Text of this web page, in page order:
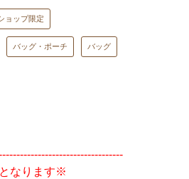
ョップ限定
バッグ・ポーチ バッグ
なります※